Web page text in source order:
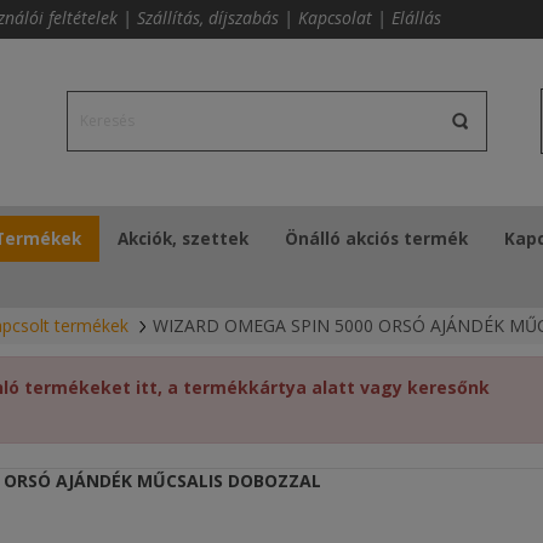
feltételek | Szállítás, díjszabás | Kapcsolat | Elállás
Akciók, szettek Önálló akciós termék
termékek WIZARD OMEGA SPIN 5000 ORSÓ AJÁNDÉK
termékeket itt, a termékkártya alatt vagy keresőnk
AJÁNDÉK MŰCSALIS DOBOZZAL